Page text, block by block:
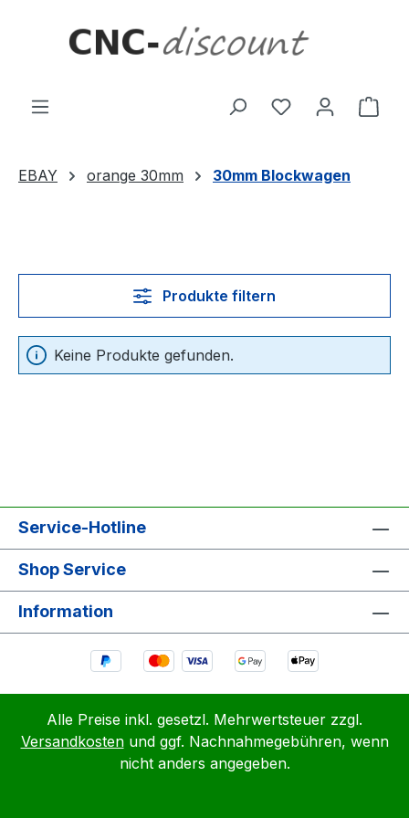
EBAY orange 30mm 30mm Blockwagen
Produkte filtern
Keine Produkte gefunden.
Service-Hotline
Shop Service
Information
Alle Preise inkl. gesetzl. Mehrwertsteuer zzgl.
Versandkostenund ggf. Nachnahmegebühren, wenn
nicht anders angegeben.